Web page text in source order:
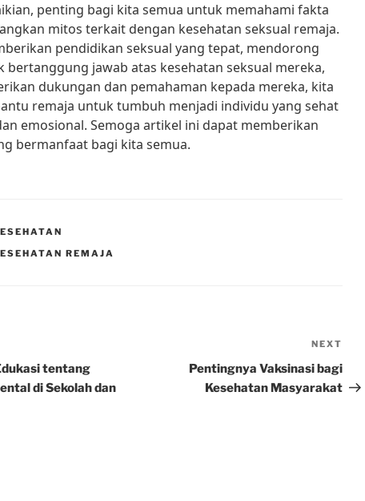
penting bagi kita semua untuk memahami fakta
mitos terkait dengan kesehatan seksual remaja.
pendidikan seksual yang tepat, mendorong
bertanggung jawab atas kesehatan seksual mereka,
dukungan dan pemahaman kepada mereka, kita
remaja untuk tumbuh menjadi individu yang sehat
emosional. Semoga artikel ini dapat memberikan
bermanfaat bagi kita semua.
REMAJA
tentang
di Sekolah dan
Post
NEXT
Pentingnya Vaksinasi bagi
Kesehatan Masyarakat